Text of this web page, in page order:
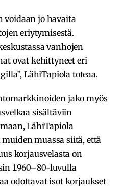
voidaan jo havaita
eriytymisestä.
vanhojen
ovat kehittyneet eri
LähiTapiola toteaa.
jako myös
sisältäviin
LähiTapiola
muassa siitä, että
korjausvelasta on
1960–80-luvulla
odottavat isot korjaukset